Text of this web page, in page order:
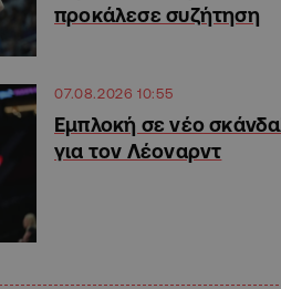
προκάλεσε συζήτηση
07.08.2026 10:55
Εμπλοκή σε νέο
για τον Λέοναρντ